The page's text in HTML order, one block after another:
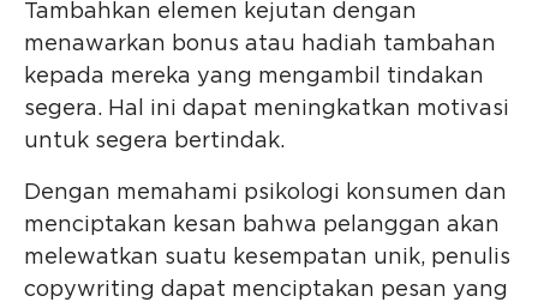
Tambahkan elemen kejutan dengan
menawarkan bonus atau hadiah tambahan
kepada mereka yang mengambil tindakan
segera. Hal ini dapat meningkatkan motivasi
untuk segera bertindak.
Dengan memahami psikologi konsumen dan
menciptakan kesan bahwa pelanggan akan
melewatkan suatu kesempatan unik, penulis
copywriting dapat menciptakan pesan yang